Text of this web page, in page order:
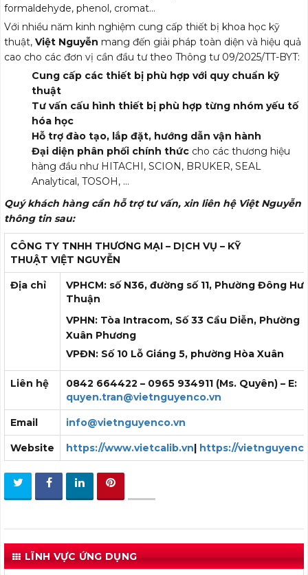
formaldehyde, phenol, cromat…
Với nhiều năm kinh nghiệm cung cấp thiết bị khoa học kỹ
thuật, Việt Nguyễn mang đến giải pháp toàn diện và hiệu quả
cao cho các đơn vị cần đầu tư theo Thông tư 09/2025/TT-BYT:
Cung cấp các thiết bị phù hợp với quy chuẩn kỹ
thuật
Tư vấn cấu hình thiết bị phù hợp từng nhóm yếu tố
hóa học
Hỗ trợ đào tạo, lắp đặt, hướng dẫn vận hành
Đại diện phân phối chính thức cho các thương hiệu
hàng đầu như HITACHI, SCION, BRUKER, SEAL
Analytical, TOSOH, …
Quý khách hàng cần hỗ trợ tư vấn, xin liên hệ Việt Nguyễn
thông tin sau:
CÔNG TY TNHH THƯƠNG MẠI – DỊCH VỤ – KỸ
THUẬT VIỆT NGUYỄN
Địa chỉ
VPHCM: số N36, đường số 11, Phường Đông
Thuận
VPHN: Tòa Intracom, Số 33 Cầu Diễn, Phường
Xuân Phương
VPĐN: Số 10 Lỗ Giáng 5, phường Hòa Xuân
Liên hệ
0842 664422 – 0965 934911 (Ms. Quyên) – E:
quyen.tran@vietnguyenco.vn
Email info@vietnguyenco.vn
Website https://www.vietcalib.vn| https://
LĨNH VỰC ỨNG DỤNG